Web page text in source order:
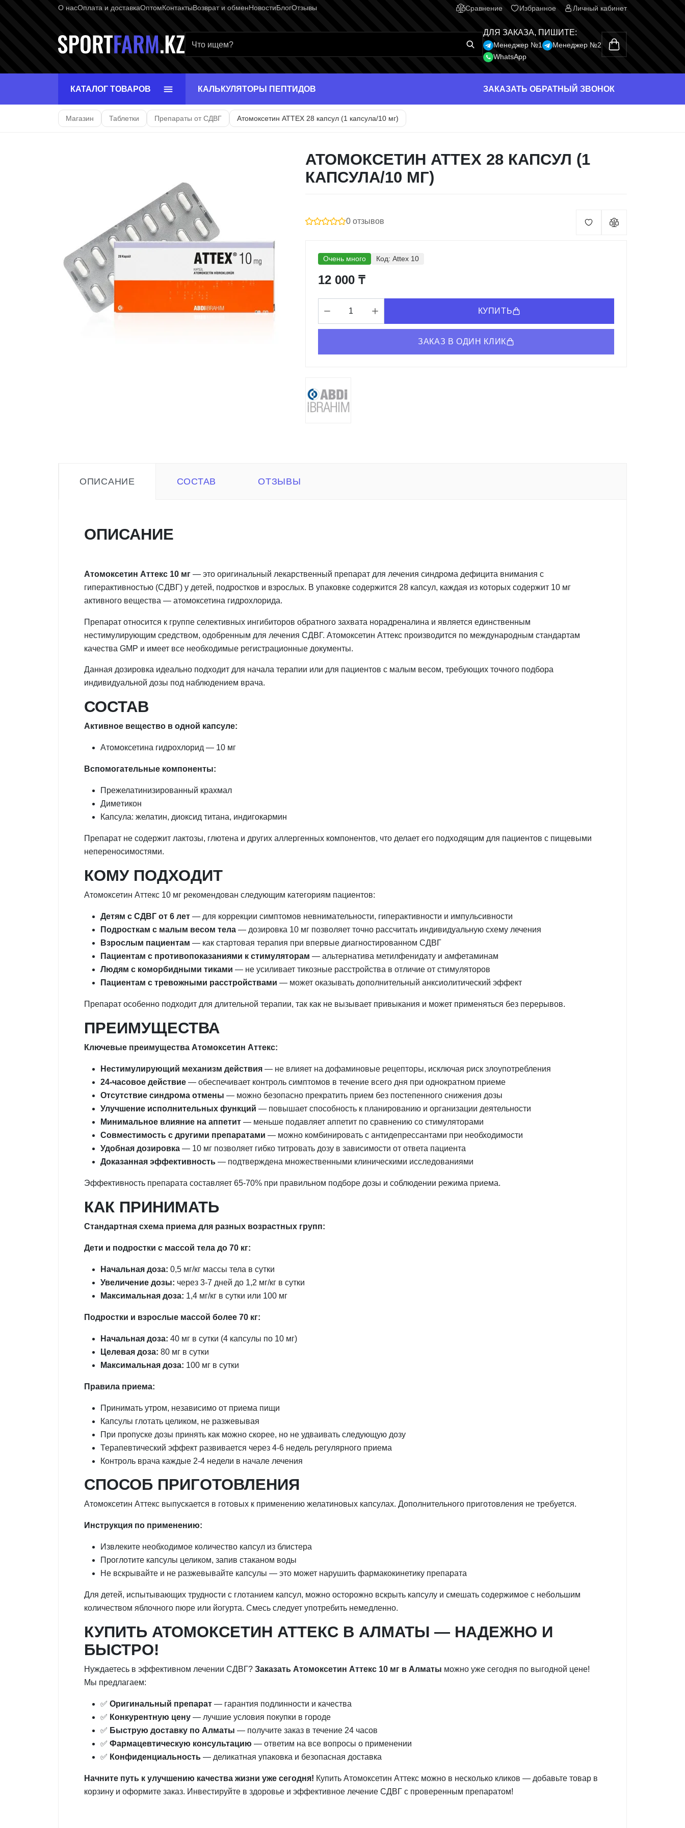
О насОплата и доставкаОптомКонтактыВозврат и обменНовостиБлогОтзывы Сравнение Избранное Личный кабинет
Главная страница
ДЛЯ ЗАКАЗА, ПИШИТЕ:
Менеджер №1
Менеджер №2
WhatsApp
КАТАЛОГ ТОВАРОВ КАЛЬКУЛЯТОРЫ ПЕПТИДОВ ЗАКАЗАТЬ ОБРАТНЫЙ ЗВОНОК
Магазин Таблетки Препараты от СДВГ Атомоксетин ATTEX 28 капсул (1 капсула/10 мг)
АТОМОКСЕТИН ATTEX 28 КАПСУЛ (1
КАПСУЛА/10 МГ)
0 отзывов
Очень много Код: Attex 10
12 000 ₸
КУПИТЬ
ЗАКАЗ В ОДИН КЛИК
ОПИСАНИЕ СОСТАВ ОТЗЫВЫ
ОПИСАНИЕ
Атомоксетин Аттекс 10 мг— это оригинальный лекарственный препарат для лечения синдрома дефицита внимания с
гиперактивностью (СДВГ) у детей, подростков и взрослых. В упаковке содержится 28 капсул, каждая из которых содержит 10 мг
активного вещества — атомоксетина гидрохлорида.
Препарат относится к группе селективных ингибиторов обратного захвата норадреналина и является единственным
нестимулирующим средством, одобренным для лечения СДВГ. Атомоксетин Аттекс производится по международным стандартам
качества GMP и имеет все необходимые регистрационные документы.
Данная дозировка идеально подходит для начала терапии или для пациентов с малым весом, требующих точного подбора
индивидуальной дозы под наблюдением врача.
СОСТАВ
Активное вещество в одной капсуле:
Атомоксетина гидрохлорид — 10 мг
Вспомогательные компоненты:
Прежелатинизированный крахмал
Димeтикон
Капсула: желатин, диоксид титана, индигокармин
Препарат не содержит лактозы, глютена и других аллергенных компонентов, что делает его подходящим для пациентов с пищевыми
непереносимостями.
КОМУ ПОДХОДИТ
Атомоксетин Аттекс 10 мг рекомендован следующим категориям пациентов:
Детям с СДВГ от 6 лет— для коррекции симптомов невнимательности, гиперактивности и импульсивности
Подросткам с малым весом тела— дозировка 10 мг позволяет точно рассчитать индивидуальную схему лечения
Взрослым пациентам — как стартовая терапия при впервые диагностированном СДВГ
Пациентам с противопоказаниями к стимуляторам — альтернатива метилфенидату и амфетаминам
Людям с коморбидными тиками — не усиливает тикозные расстройства в отличие от стимуляторов
Пациентам с тревожными расстройствами — может оказывать дополнительный анксиолитический эффект
Препарат особенно подходит для длительной терапии, так как не вызывает привыкания и может применяться без перерывов.
ПРЕИМУЩЕСТВА
Ключевые преимущества Атомоксетин Аттекс:
Нестимулирующий механизм действия— не влияет на дофаминовые рецепторы, исключая риск злоупотребления
24-часовое действие— обеспечивает контроль симптомов в течение всего дня при однократном приеме
Отсутствие синдрома отмены — можно безопасно прекратить прием без постепенного снижения дозы
Улучшение исполнительных функций — повышает способность к планированию и организации деятельности
Минимальное влияние на аппетит— меньше подавляет аппетит по сравнению со стимуляторами
Совместимость с другими препаратами — можно комбинировать с антидепрессантами при необходимости
Удобная дозировка— 10 мг позволяет гибко титровать дозу в зависимости от ответа пациента
Доказанная эффективность— подтверждена множественными клиническими исследованиями
Эффективность препарата составляет 65-70% при правильном подборе дозы и соблюдении режима приема.
КАК ПРИНИМАТЬ
Стандартная схема приема для разных возрастных групп:
Дети и подростки с массой тела до 70 кг:
Начальная доза: 0,5 мг/кг массы тела в сутки
Увеличение дозы: через 3-7 дней до 1,2 мг/кг в сутки
Максимальная доза: 1,4 мг/кг в сутки или 100 мг
Подростки и взрослые массой более 70 кг:
Начальная доза: 40 мг в сутки (4 капсулы по 10 мг)
Целевая доза: 80 мг в сутки
Максимальная доза: 100 мг в сутки
Правила приема:
Принимать утром, независимо от приема пищи
Капсулы глотать целиком, не разжевывая
При пропуске дозы принять как можно скорее, но не удваивать следующую дозу
Терапевтический эффект развивается через 4-6 недель регулярного приема
Контроль врача каждые 2-4 недели в начале лечения
СПОСОБ ПРИГОТОВЛЕНИЯ
Атомоксетин Аттекс выпускается в готовых к применению желатиновых капсулах. Дополнительного приготовления не требуется.
Инструкция по применению:
Извлеките необходимое количество капсул из блистера
Проглотите капсулы целиком, запив стаканом воды
Не вскрывайте и не разжевывайте капсулы — это может нарушить фармакокинетику препарата
Для детей, испытывающих трудности с глотанием капсул, можно осторожно вскрыть капсулу и смешать содержимое с небольшим
количеством яблочного пюре или йогурта. Смесь следует употребить немедленно.
КУПИТЬ АТОМОКСЕТИН АТТЕКС В АЛМАТЫ — НАДЕЖНО И
БЫСТРО!
Нуждаетесь в эффективном лечении СДВГ? Заказать Атомоксетин Аттекс 10 мг в Алматы можно уже сегодня по выгодной цене!
Мы предлагаем:
✅ Оригинальный препарат— гарантия подлинности и качества
✅ Конкурентную цену— лучшие условия покупки в городе
✅ Быструю доставку по Алматы — получите заказ в течение 24 часов
✅ Фармацевтическую консультацию — ответим на все вопросы о применении
✅ Конфиденциальность— деликатная упаковка и безопасная доставка
Начните путь к улучшению качества жизни уже сегодня! Купить Атомоксетин Аттекс можно в несколько кликов — добавьте товар в
корзину и оформите заказ. Инвестируйте в здоровье и эффективное лечение СДВГ с проверенным препаратом!